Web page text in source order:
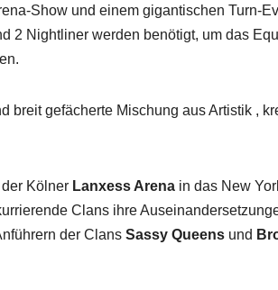
Show und einem gigantischen Turn-
2 Nightliner werden benötigt, um das
breit gefächerte Mischung aus Artistik ,
Kölner Lanxess Arena in das New
Clans ihre
der Clans Sassy Queens und